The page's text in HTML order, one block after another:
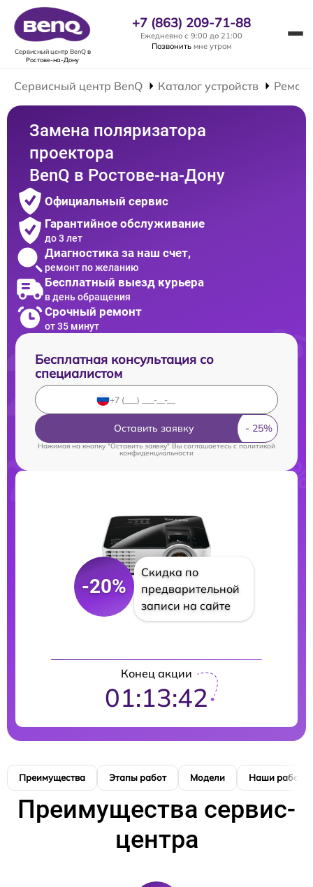
Сервисный центр BenQв
Ростове-на-Дону
+7 (863) 209-71-88
Ежедневно с 9:00 до 21:00
Позвонить мне утром
Сервисный центр BenQ Каталог устройств
Замена поляризатора
проектора
BenQ в Ростове-на-Дону
Официальный сервис
Гарантийное обслуживание
до 3 лет
Диагностика за наш счет,
ремонт по желанию
Бесплатный выезд курьера
в день обращения
Срочный ремонт
от 35 минут
Бесплатная консультация со
специалистом
Оставить заявку
Нажимая на кнопку "Оставить заявку" Вы соглашаетесь cполитикой
конфиденциальности
-20%
Скидка по
предварительной
записи на сайте
Конец акции
01:13:42
Преимущества Этапы работ Модели Наши работы
Преимущества сервис-
центра